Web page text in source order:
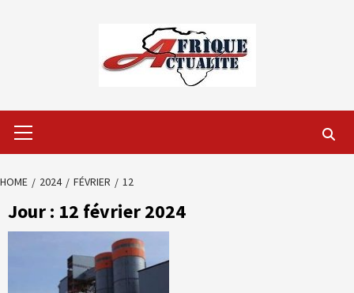
Menu
HOME 2024 FÉVRIER 12
Jour : 12 février 2024